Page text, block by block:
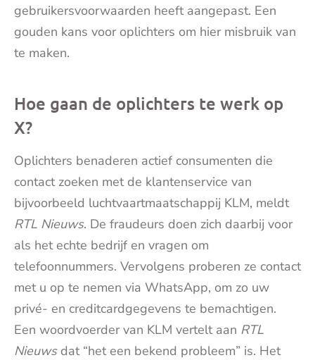
gebruikersvoorwaarden heeft aangepast. Een
gouden kans voor oplichters om hier misbruik van
te maken.
Hoe gaan de oplichters te werk op
X?
Oplichters benaderen actief consumenten die
contact zoeken met de klantenservice van
bijvoorbeeld luchtvaartmaatschappij KLM, meldt
RTL Nieuws. De fraudeurs doen zich daarbij voor
als het echte bedrijf en vragen om
telefoonnummers. Vervolgens proberen ze contact
met u op te nemen via WhatsApp, om zo uw
privé- en creditcardgegevens te bemachtigen.
Een woordvoerder van KLM vertelt aan RTL
Nieuwsdat “het een bekend probleem” is. Het